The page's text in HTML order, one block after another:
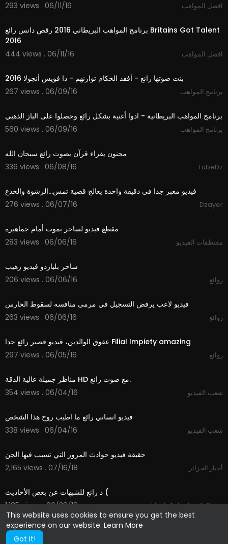
This website uses cookies to ensure you get the best
experience on our website. Learn More
Got It!
293 views . 06/11/16
افضل المواهب
برنامج المواهب البريطاني 2016 رقص دانس رائع Britains Got Talent
2016
444 views . 06/11/16
افضل المواهب
بنت صوتها رائع - أفقد الحكام توازنهم - ذا فويس أنجولا 2016
267 views . 06/09/16
برنامج المواهب
برنامج المواهب البريطانية - ادوا أغنية بشكل رائع وحصلوا على الباز الذهبي
560 views . 06/09/16
برنامج المواهب
مجنون يقراء قرآن بصوت رائع سبحان الله
336 views . 06/08/16
TubeDz
فيديو معبر جدا في دقيقة واحدة يعالج قضية تمس...الرشوة والخدع
276 views . 06/07/16
Dzayer
مقطع فيديو لساحر يموت أمام جماهيره
283 views . 06/06/16
مقتطفات الفيديو
ساحر بلياردو فيديو رهيب
206 views . 06/06/16
روائع
فيديو لاعب يرفض التسجيل في مرمى منافسه لسقوط الحارس
263 views . 06/06/16
روائع
عقوق الوالدين، فيديو قصير رائع جدا Filial Impiety amazing
297 views . 06/05/16
روائع
مناظر جميلة عالية الدقة HD مع صوت رائع.
354 views . 06/04/16
شعب الفيديو
فيديو انساني رائع ما اطيب روح هذا الشخص
338 views . 06/04/16
شعب الفيديو
حقيقة فيديو حوادث المرور التي تسبب فيها الجن
2,165 views . 07/16/18
أخبار الجزائر
د رائع للشبهات عن بعض الأحاديث (
1,185 views . 06/28/18
khafafiche khefafiche